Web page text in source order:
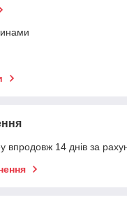
впродовж 14 днів за